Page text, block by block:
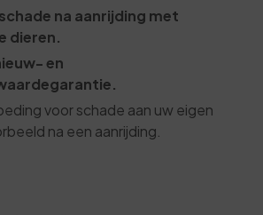
na aanrijding met
dieren.
en
voor schade aan uw eigen
na een aanrijding.